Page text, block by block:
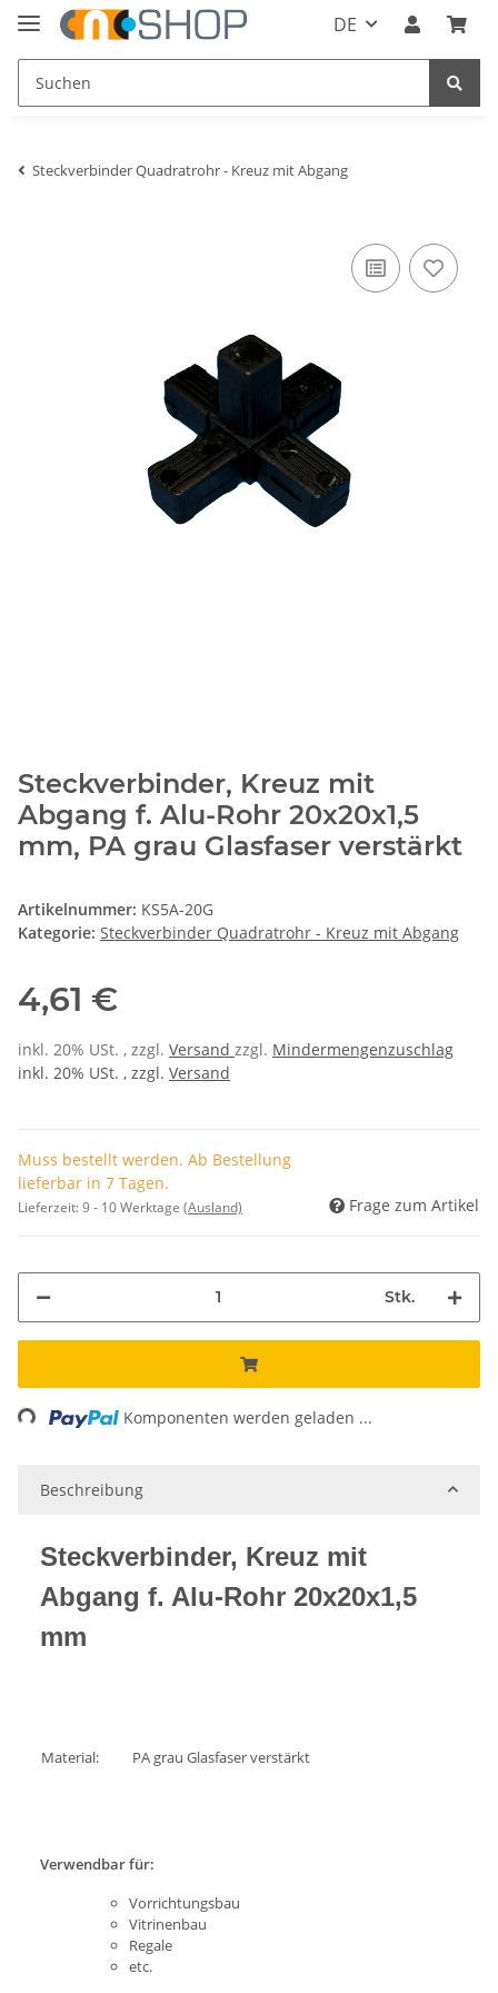
DE
Steckverbinder Quadratrohr - Kreuz mit Abgang
Steckverbinder, Kreuz mit
Abgang f. Alu-Rohr 20x20x1,5
mm, PA grau Glasfaser verstärkt
Artikelnummer: KS5A-20G
Kategorie: Steckverbinder Quadratrohr - Kreuz mit Abgang
4,61 €
inkl. 20% USt. , zzgl. Versand zzgl. Mindermengenzuschlag
inkl. 20% USt. , zzgl. Versand
Muss bestellt werden. Ab Bestellung
lieferbar in 7 Tagen.
Lieferzeit:9 - 10 Werktage (Ausland) Frage zum Artikel
Stk.
Loading... Komponenten werden geladen ...
Beschreibung
Steckverbinder, Kreuz mit
Abgang f. Alu-Rohr 20x20x1,5
mm
Material: PA grau Glasfaser verstärkt
Verwendbar für:
Vorrichtungsbau
Vitrinenbau
Regale
etc.